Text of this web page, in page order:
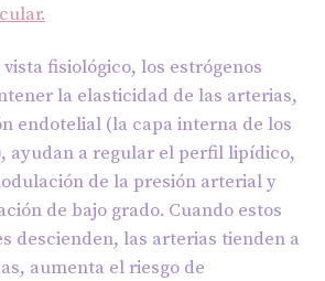
fisiológico, los estrógenos
la elasticidad de las arterias,
endotelial (la capa interna de los
ayudan a regular el perfil lipídico,
de la presión arterial y
de bajo grado. Cuando estos
descienden, las arterias tienden a
aumenta el riesgo de